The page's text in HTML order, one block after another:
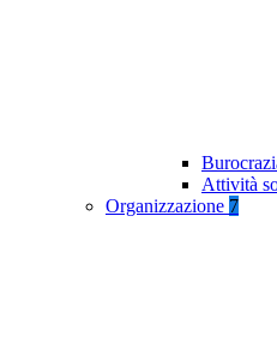
Attività
Organizzazione 7